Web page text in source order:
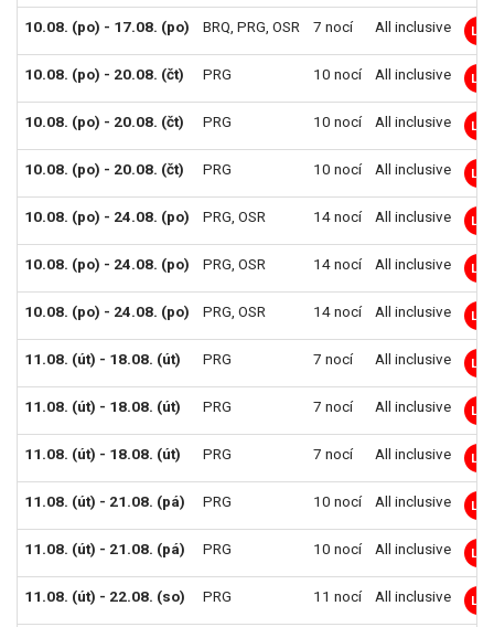
10.08. (po) - 17.08. (po) BRQ PRG OSR 7 nocí All inclusive LM
10.08. (po) - 20.08. (čt) PRG 10 nocí All inclusive LM
10.08. (po) - 20.08. (čt) PRG 10 nocí All inclusive LM
10.08. (po) - 20.08. (čt) PRG 10 nocí All inclusive LM
10.08. (po) - 24.08. (po) PRG OSR 14 nocí All inclusive LM
10.08. (po) - 24.08. (po) PRG OSR 14 nocí All inclusive LM
10.08. (po) - 24.08. (po) PRG OSR 14 nocí All inclusive LM
11.08. (út) - 18.08. (út) PRG 7 nocí All inclusive LM
11.08. (út) - 18.08. (út) PRG 7 nocí All inclusive LM
11.08. (út) - 18.08. (út) PRG 7 nocí All inclusive LM
11.08. (út) - 21.08. (pá) PRG 10 nocí All inclusive LM
11.08. (út) - 21.08. (pá) PRG 10 nocí All inclusive LM
11.08. (út) - 22.08. (so) PRG 11 nocí All inclusive LM